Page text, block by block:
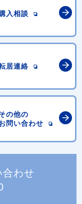
入相談
居連絡
の他の
問い合わせ
合わせ